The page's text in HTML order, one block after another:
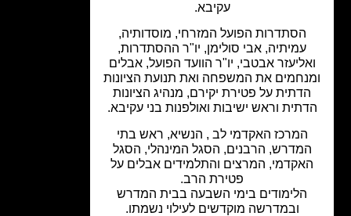
הסתדרות הפועל המזרחי, מוסדותיה,
עמיתיה, אבי סולימן, יו"ר ההסתדרות,
אבטבי, יו"ר הוועד הפועל, אבלים
את המשפחה ואת תנועת הציונות
על פטירת יקירם, מנהיג הציונות
וראש ישיבות ואולפנות בני עקיבא.
המרכז האקדמי לב , הנשיא, ראש בתי
הרבנים, הסגל המינהלי, הסגל
המרצים והתלמידים אבלים על
פטירת הרב.
הלימודים בימי השבעה בבית המדרש
ובמדרשה מוקדשים לעילוי נשמתו.